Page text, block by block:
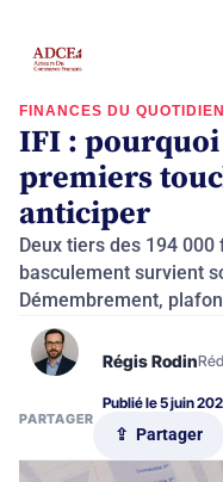
FINANCES DU QUOTIDIEN
IFI :
premiers
anticiper
Deux tiers des 194
basculement survient
Démembrement,
Régis Rodin
Publié le 5 juin
PARTAGER
⇪ Partager